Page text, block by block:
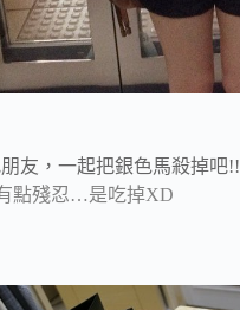
友，一起把銀色馬殺掉吧!!
點殘忍…是吃掉XD